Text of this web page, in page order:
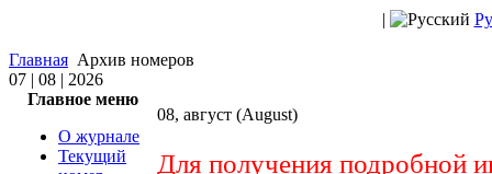
|
Главная Архив номеров
07 | 08 | 2026
Главное меню
О журнале
Текущий
08, август (August)
Для получения подробной